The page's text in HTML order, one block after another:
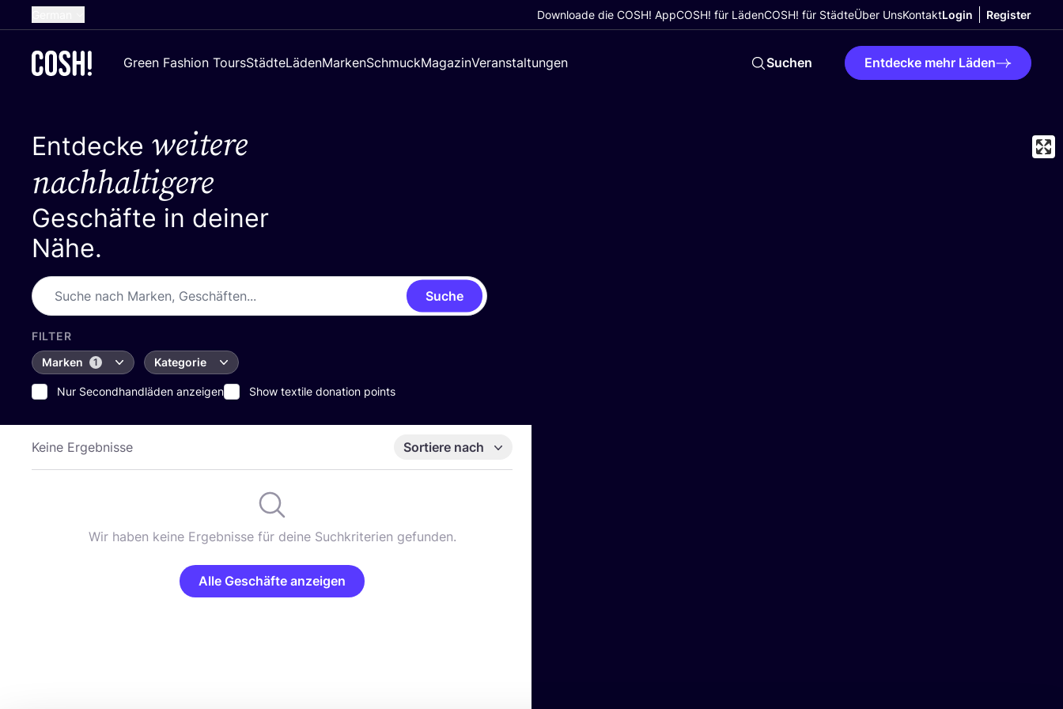
Dutch
Spanish
Downloade die COSH! AppCOSH! für LädenCOSH! für StädteÜber UnsKontaktLogin Register
Green Fashion ToursStädteLädenMarkenSchmuckMagazinVeranstaltungen Suchen Entdecke mehr Läden
Entdecke weitere
nachhaltigere
Geschäfte in deiner
Nähe.
Suche
FILTER
Marken
1 Kategorie
Nur Secondhandläden anzeigen Show textile donation points
Keine Ergebnisse Sortiere nach
Wir haben keine Ergebnisse für deine Suchkriterien gefunden.
Alle Geschäfte anzeigen